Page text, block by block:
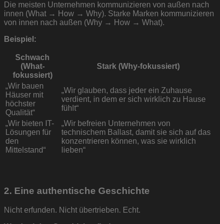
Die meisten Unternehmen kommunizieren von außen nach
innen (What → How → Why). Starke Marken kommunizieren
von innen nach außen (Why → How → What).
Beispiel:
Schwach
(What-
fokussiert)
Stark (Why-fokussiert)
„Wir bauen
Häuser mit
höchster
Qualität“
„Wir glauben, dass jeder ein Zuhause
verdient, in dem er sich wirklich zu Hause
fühlt“
„Wir bieten IT-
Lösungen für
den
Mittelstand“
„Wir befreien Unternehmen von
technischem Ballast, damit sie sich auf das
konzentrieren können, was sie wirklich
lieben“
2. Eine authentische Geschichte
Nicht erfunden. Nicht übertrieben. Echt.